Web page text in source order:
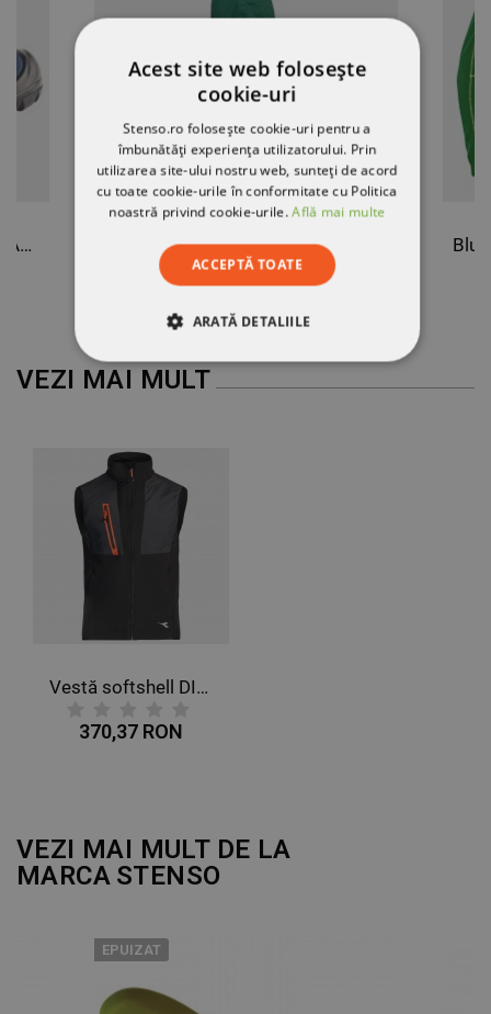
Bocanci de protecție DAKOTA ANKLE PRO S1 Salopetă de lucru PRIMO VERDE
78,04 RON
VEZI MAI MULT
Vestă softshell DIADORA VEST SOFTSHELL HYBRID
370,37 RON
VEZI MAI MULT DE LA
MARCA STENSO
EPUIZAT
Acest site web folosește
cookie-uri
Stenso.ro folosește cookie-uri pentru a
îmbunătăți experiența utilizatorului. Prin
utilizarea site-ului nostru web, sunteți de acord
cu toate cookie-urile în conformitate cu Politica
noastră privind cookie-urile.Află mai multe
ACCEPTĂ TOATE
ARATĂ DETALIILE
STRICT NECESARE
DE TARGETARE
DE FUNCŢIONALITATE